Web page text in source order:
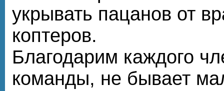
укрывать пацанов от
коптеров.
Благодарим каждого
команды, не бывает